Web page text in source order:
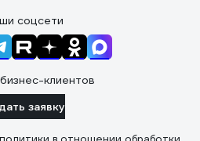
соцсети
клиентов
заявку